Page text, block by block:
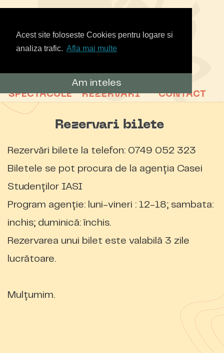
Acest site foloseste Cookies pentru logare si
analiza trafic. Afla mai multe
Am inteles
SPECTACOLE REZERVARI CONTACT
Rezervari bilete
Rezervări bilete la telefon: 0749 052 323
Biletele se pot procura de la agenția Casei
Studenților IASI
Program agenție: luni-vineri : 12-18; sambata:
inchis; duminică: închis.
Rezervarea unui bilet este valabilă 3 zile
lucrătoare.
Mulțumim.